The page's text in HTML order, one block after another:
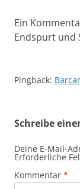
Ein
Endspurt und
Pingback:
Schreibe
Deine E-Mail-
Erforderliche
Kommentar *